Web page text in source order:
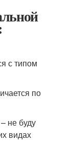
с типом
по
не буду
видах